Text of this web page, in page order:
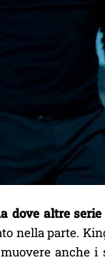
dove altre
nella parte.
anche